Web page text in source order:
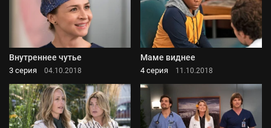
Внутреннее чутье
3 серия 04.10.2018
Маме виднее
4 серия 11.10.2018